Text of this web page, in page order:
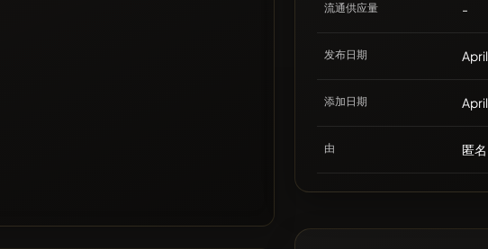
流通供应量 -
发布日期
添加日期
由 匿名